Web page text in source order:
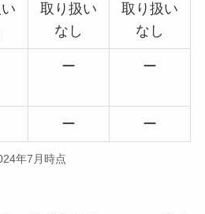
取り扱い
なし
取り扱い
なし
ー ー
ー ー
年7月時点